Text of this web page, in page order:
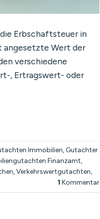
Erbschaftsteuer in
angesetzte Wert der
verschiedene
, Ertragswert- oder
Immobilien, Gutachter
Finanzamt,
,Verkehrswertgutachten,
1 Kommentar